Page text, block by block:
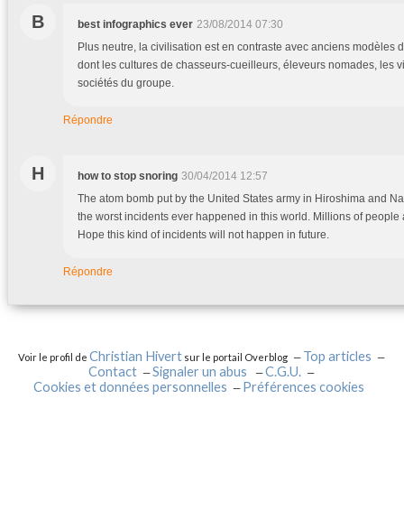
B best infographics ever 23/08/2014 07:30
Plus neutre, la civilisation est en contraste avec anciens modèles
dont les cultures de chasseurs-cueilleurs, éleveurs nomades, les
sociétés du groupe.
Répondre
H how to stop snoring 30/04/2014 12:57
The atom bomb put by the United States army in Hiroshima and
the worst incidents ever happened in this world. Millions of people
Hope this kind of incidents will not happen in future.
Répondre
Voir le profil deChristian Hivert sur le portail Overblog
Top articles
Contact
Signaler un abus
C.G.U.
Cookies et données personnelles
Préférences cookies